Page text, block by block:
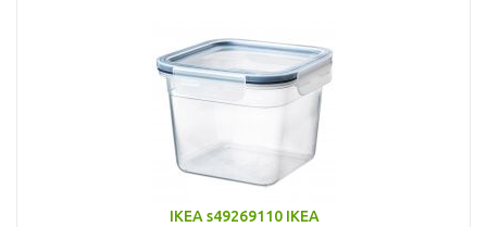
IKEA s49269110 IKEA